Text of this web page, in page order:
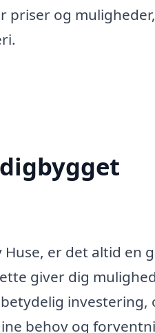
priser og
er det altid en
giver dig
investering,
behov og